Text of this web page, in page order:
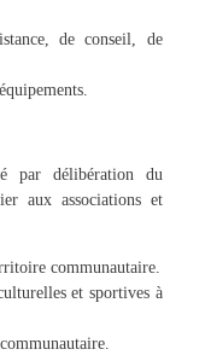
de conseil, de
par délibération du
aux associations et
communautaire.
et sportives à